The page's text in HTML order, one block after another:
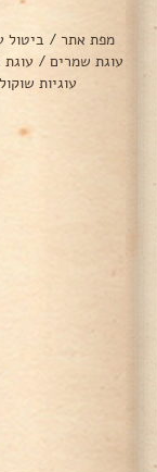
מפת אתר / ביטול
עוגת שמרים / עוגת
עוגיות